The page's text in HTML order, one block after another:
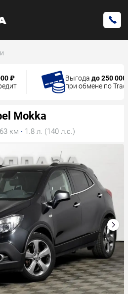
₽
Выгода до 250
при обмене по
Mokka
км · 1.8 л. (140 л.с.)